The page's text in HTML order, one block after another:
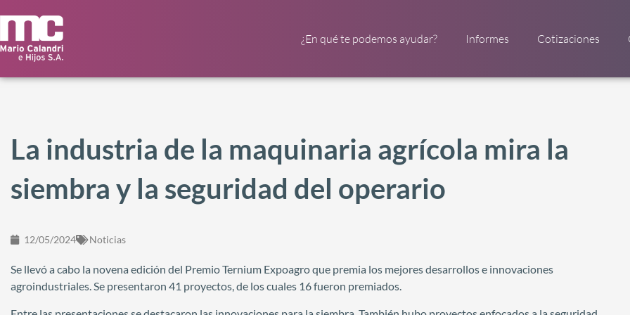
¿En qué te podemos ayudar? Informes Cotizaciones
La industria de la maquinaria agrícola mira la
siembra y la seguridad del operario
12/05/2024 Noticias
Se llevó a cabo la novena edición del Premio Ternium Expoagro que premia los mejores desarrollos e innovaciones
agroindustriales. Se presentaron 41 proyectos, de los cuales 16 fueron premiados.